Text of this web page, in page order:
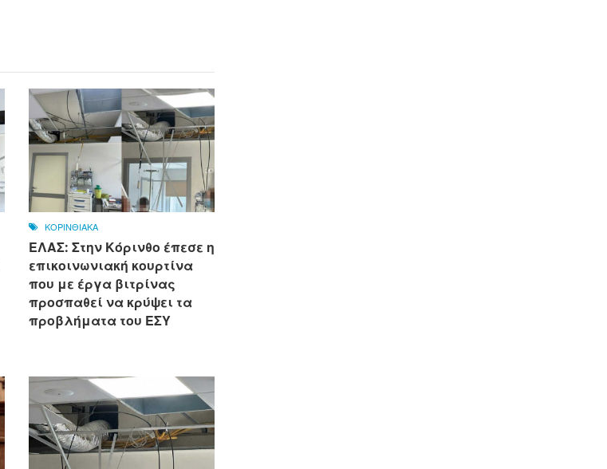
ΚΟΡΙΝΘΙΑΚΑ
ΕΛΑΣ: Στην Κόρινθο έπεσε η
επικοινωνιακή κουρτίνα
που με έργα βιτρίνας
προσπαθεί να κρύψει τα
προβλήματα του ΕΣΥ